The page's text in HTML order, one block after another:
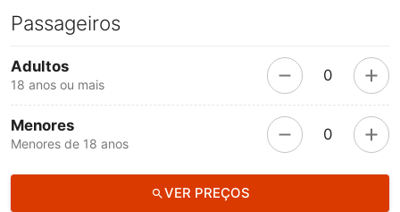
Passageiros
Adultos
18 anos ou mais
0
Menores
Menores de 18 anos
0
VER PREÇOS